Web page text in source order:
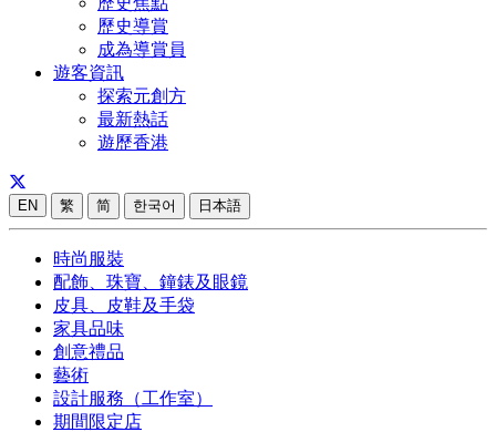
歷史導賞
成為導賞員
遊客資訊
探索元創方
最新熱話
遊歷香港
EN 繁 简 한국어 日本語
時尚服裝
配飾、珠寶、鐘錶及眼鏡
皮具、皮鞋及手袋
家具品味
創意禮品
藝術
設計服務（工作室）
期間限定店